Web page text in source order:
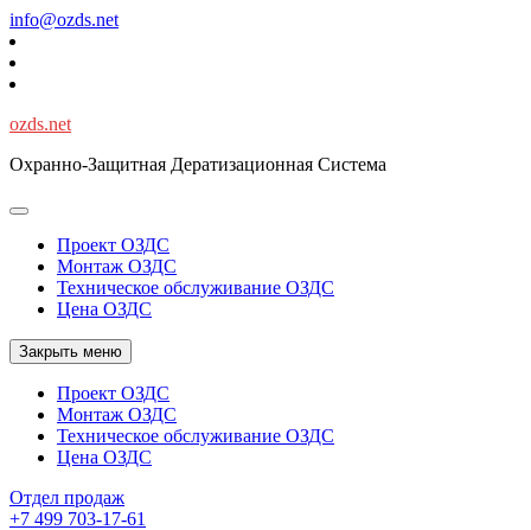
Перейти
к
содержимому
info@ozds.net
ozds.net
Охранно-Защитная Дератизационная Система
Проект ОЗДС
Монтаж ОЗДС
Техническое обслуживание ОЗДС
Цена ОЗДС
Закрыть меню
Проект ОЗДС
Монтаж ОЗДС
Техническое обслуживание ОЗДС
Цена ОЗДС
Отдел продаж
+7 499 703-17-61